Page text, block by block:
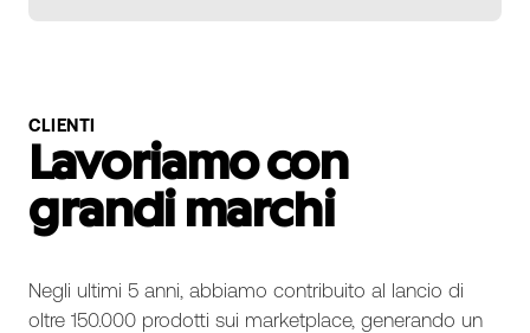
CLIENTI
Lavoriamo con
grandi marchi
Negli ultimi 5 anni, abbiamo contribuito al lancio di
oltre 150.000 prodotti sui marketplace, generando un